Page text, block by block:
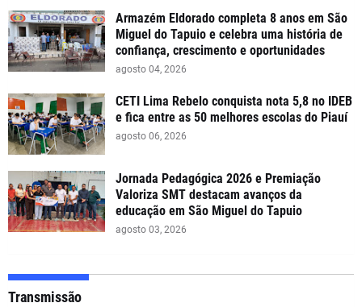
Armazém Eldorado completa 8 anos em São
Miguel do Tapuio e celebra uma história de
confiança, crescimento e oportunidades
agosto 04, 2026
CETI Lima Rebelo conquista nota 5,8 no IDEB
e fica entre as 50 melhores escolas do Piauí
agosto 06, 2026
Jornada Pedagógica 2026 e Premiação
Valoriza SMT destacam avanços da
educação em São Miguel do Tapuio
agosto 03, 2026
Transmissão